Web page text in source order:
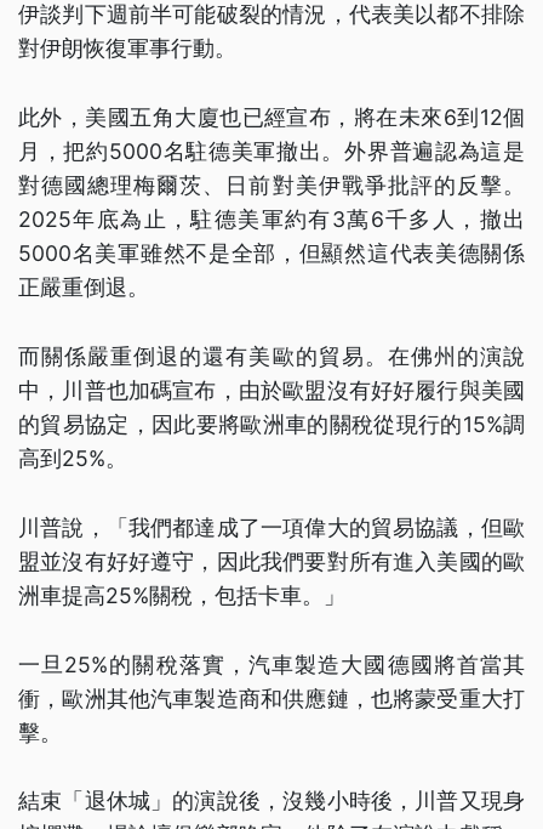
伊談判下週前半可能破裂的情況，代表美以都不排除
對伊朗恢復軍事行動。
此外，美國五角大廈也已經宣布，將在未來6到12個
月，把約5000名駐德美軍撤出。外界普遍認為這是
對德國總理梅爾茨、日前對美伊戰爭批評的反擊。
2025年底為止，駐德美軍約有3萬6千多人，撤出
5000名美軍雖然不是全部，但顯然這代表美德關係
正嚴重倒退。
而關係嚴重倒退的還有美歐的貿易。在佛州的演說
中，川普也加碼宣布，由於歐盟沒有好好履行與美國
的貿易協定，因此要將歐洲車的關稅從現行的15%調
高到25%。
川普說，「我們都達成了一項偉大的貿易協議，但歐
盟並沒有好好遵守，因此我們要對所有進入美國的歐
洲車提高25%關稅，包括卡車。」
一旦25%的關稅落實，汽車製造大國德國將首當其
衝，歐洲其他汽車製造商和供應鏈，也將蒙受重大打
擊。
結束「退休城」的演說後，沒幾小時後，川普又現身